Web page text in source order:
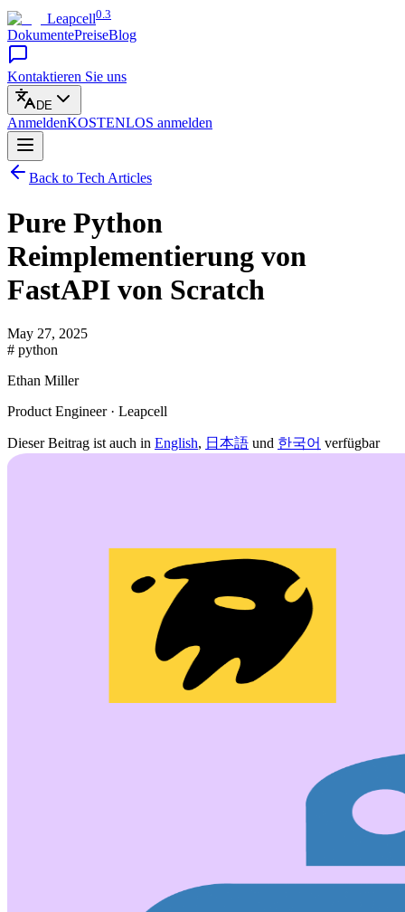
Leapcell0.3
DokumentePreiseBlog
Kontaktieren Sie uns
DE
AnmeldenKOSTENLOS anmelden
Back to Tech Articles
Pure Python
Reimplementierung von
FastAPI von Scratch
May 27, 2025
# python
Ethan Miller
Product Engineer · Leapcell
Dieser Beitrag ist auch in English, 日本語 und 한국어 verfügbar